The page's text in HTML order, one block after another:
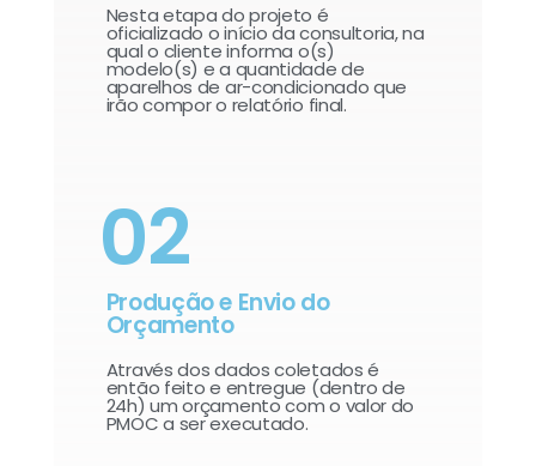
Nesta etapa do projeto é
oficializado o início da consultoria, na
qual o cliente informa o(s)
modelo(s) e a quantidade de
aparelhos de ar-condicionado que
irão compor o relatório final.​
02
Produção e Envio do
Orçamento
Através dos dados coletados é
então feito e entregue (dentro de
24h) um orçamento com o valor do
PMOC a ser executado.